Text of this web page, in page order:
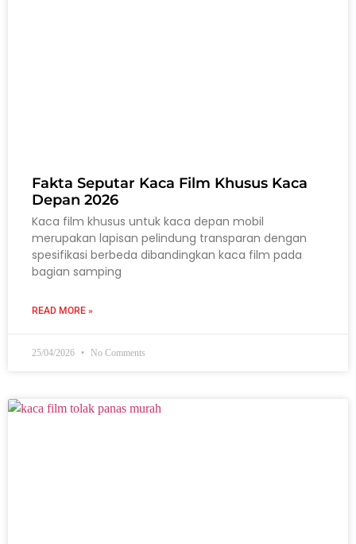
Fakta Seputar Kaca Film Khusus Kaca
Depan 2026
Kaca film khusus untuk kaca depan mobil
merupakan lapisan pelindung transparan dengan
spesifikasi berbeda dibandingkan kaca film pada
bagian samping
READ MORE »
25/04/2026 No Comments